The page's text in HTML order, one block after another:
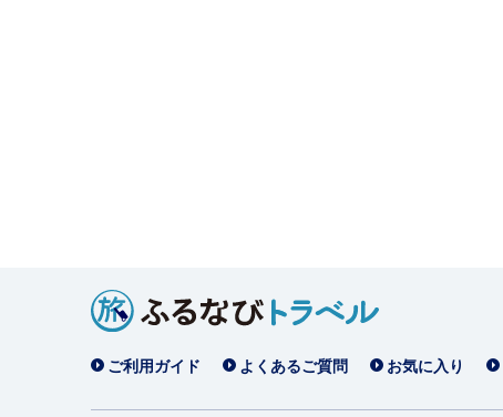
ご利用ガイド よくあるご質問 お気に入り